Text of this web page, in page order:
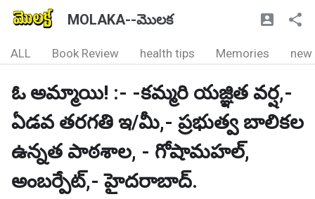
MOLAKA--మొలక
ALL Book Review health tips Memories new
ఓ అమ్మాయి! :- -కమ్మరి యజ్ఞిత వర్ష,-
ఏడవ తరగతి ఇ/మీ,- ప్రభుత్వ బాలికల
ఉన్నత పాఠశాల, - గోషామహల్,
అంబర్పేట్,- హైదరాబాద్.